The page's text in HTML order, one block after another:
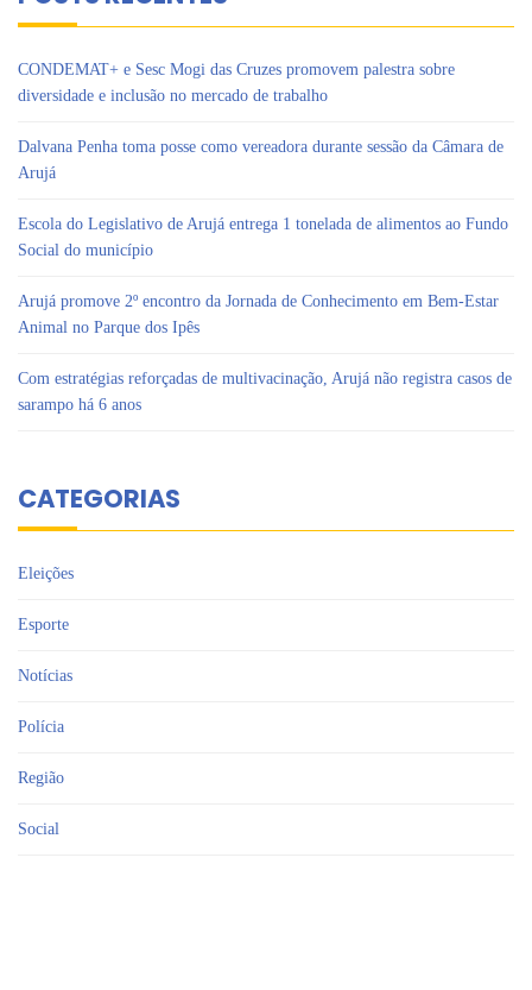
CONDEMAT+ e Sesc Mogi das Cruzes promovem palestra sobre
diversidade e inclusão no mercado de trabalho
Dalvana Penha toma posse como vereadora durante sessão da Câmara de
Arujá
Escola do Legislativo de Arujá entrega 1 tonelada de alimentos ao Fundo
Social do município
Arujá promove 2º encontro da Jornada de Conhecimento em Bem-Estar
Animal no Parque dos Ipês
Com estratégias reforçadas de multivacinação, Arujá não registra casos de
sarampo há 6 anos
CATEGORIAS
Eleições
Esporte
Notícias
Polícia
Região
Social